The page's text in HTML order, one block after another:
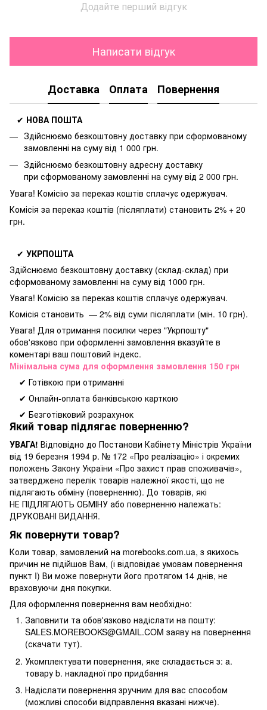
Додайте перший відгук
Написати відгук
Доставка Оплата Повернення
✔ НОВА ПОШТА
Здійснюємо безкоштовну доставку при сформованому
замовленні на суму від 1 000 грн.
Здійснюємо безкоштовну адресну доставку
при сформованому замовленні на суму від 2 000 грн.
Увага! Комісію за переказ коштів сплачує одержувач.
Комісія за переказ коштів (післяплати) становить 2% + 20
грн.
✔ УКРПОШТА
Здійснюємо безкоштовну доставку (склад-склад) при
сформованому замовленні на суму від 1000 грн.
Увага! Комісію за переказ коштів сплачує одержувач.
Комісія становить — 2% від суми післяплати (мін. 10 грн).
Увага! Для отримання посилки через "Укрпошту"
обов'язково при оформленні замовлення вказуйте в
коментарі ваш поштовий індекс.
Мінімальна сума для оформлення замовлення 150 грн
✔ Готівкою при отриманні
✔ Онлайн-оплата банківською карткою
✔ Безготівковий розрахунок
Який товар підлягає поверненню?
УВАГА! Відповідно до Постанови Кабінету Міністрів України
від 19 березня 1994 р. № 172 «Про реалізацію» і окремих
положень Закону України «Про захист прав споживачів»,
затверджено перелік товарів належної якості, що не
підлягають обміну (поверненню). До товарів, які
НЕ ПІДЛЯГАЮТЬ ОБМІНУ або поверненню належать:
ДРУКОВАНІ ВИДАННЯ.
Як повернути товар?
Коли товар, замовлений на morebooks.com.ua, з якихось
причин не підійшов Вам, (і відповідає умовам повернення
пункт I) Ви може повернути його протягом 14 днів, не
враховуючи дня покупки.
Для оформлення повернення вам необхідно:
Заповнити та обов'язково надіслати на пошту:
SALES.MOREBOOKS@GMAIL.COM заяву на повернення
(скачати тут).
Укомплектувати повернення, яке складається з: a.
товару b. накладної про придбання
Надіслати повернення зручним для вас способом
(можливі способи відправлення вказані нижче).